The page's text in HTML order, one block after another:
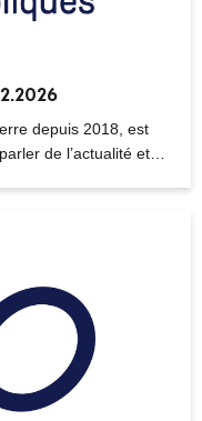
depuis 2018, est
de l’actualité et
en quatre
et un calendrier
des paroissiens ont
accompagner dans
Chantal Desbarrières,
nous abordons aussi
scolaires qui